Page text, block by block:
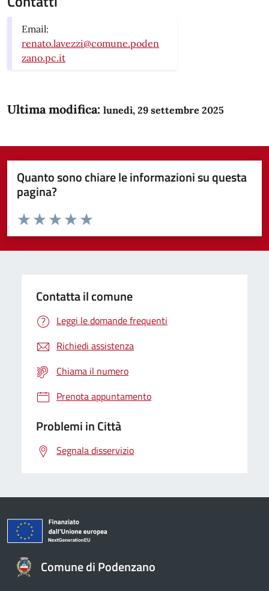
Email:
renato.lavezzi@comune.poden
zano.pc.it
Ultima modifica: lunedì, 29 settembre 2025
Quanto sono chiare le informazioni su questa
pagina?
Domanda
Valuta da 1 a 5 stelle la pagina
Valuta 5 stelle su 5
Valuta 4 stelle su 5
Valuta 3 stelle su 5
Valuta 2 stelle su 5
Valuta 1 stelle su 5
Contatta il comune
Leggi le domande frequenti
Richiedi assistenza
Chiama il numero
Prenota appuntamento
Problemi in Città
Segnala disservizio
Comune di Podenzano